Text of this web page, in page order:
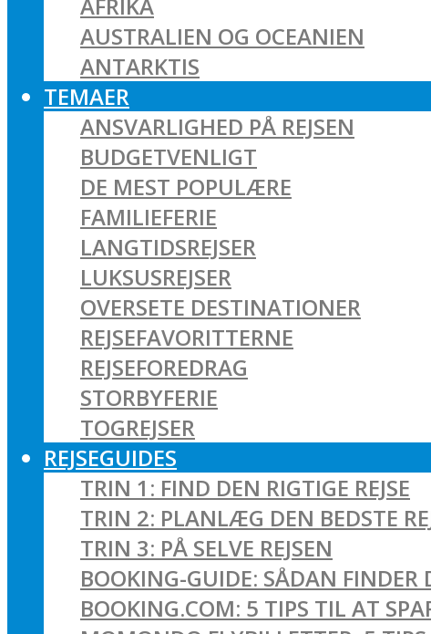
AUSTRALIEN OG OCEANIEN
ANTARKTIS
TEMAER
ANSVARLIGHED PÅ REJSEN
BUDGETVENLIGT
DE MEST POPULÆRE
FAMILIEFERIE
LANGTIDSREJSER
LUKSUSREJSER
OVERSETE DESTINATIONER
REJSEFAVORITTERNE
REJSEFOREDRAG
STORBYFERIE
TOGREJSER
REJSEGUIDES
TRIN 1: FIND DEN RIGTIGE REJSE
TRIN 2: PLANLÆG DEN BEDSTE
TRIN 3: PÅ SELVE REJSEN
BOOKING-GUIDE: SÅDAN FINDER
BOOKING.COM: 5 TIPS TIL AT